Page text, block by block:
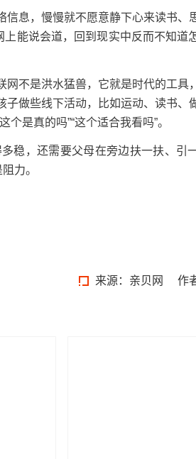
息，慢慢就不愿意静下心来读书、
能说会道，回到现实中反而不知道
不是洪水猛兽，它就是时代的工具
做些线下活动，比如运动、读书、
是真的吗”“这个适合我看吗”。
，还需要父母在旁边扶一扶、引
力。
来源： 亲贝网 作